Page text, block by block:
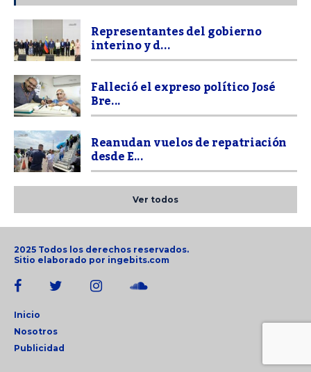
Representantes del gobierno
interino y d...
Falleció el expreso político José
Bre...
Reanudan vuelos de repatriación
desde E...
Ver todos
2025 Todos los derechos reservados.
Sitio elaborado por ingebits.com
Inicio
Nosotros
Publicidad